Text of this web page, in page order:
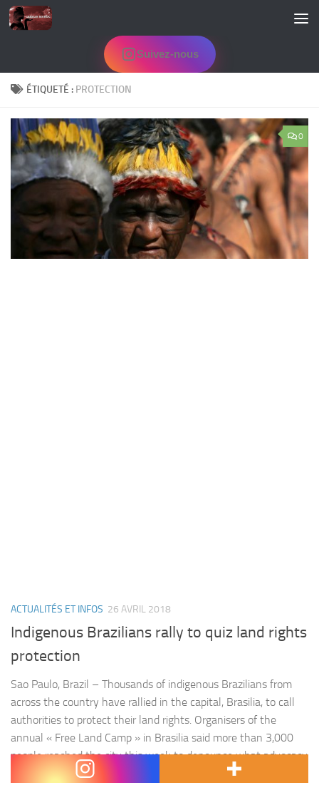
Skip to content
Suivez-nous
ÉTIQUETÉ : PROTECTION
0
ACTUALITÉS ET INFOS 26 AVRIL 2018
Indigenous Brazilians rally to quiz land rights
protection
Sao Paulo, Brazil – Thousands of indigenous Brazilians from
across the country have rallied in the capital, Brasilia, to call
authorities to protect their land rights. Organisers of the
annual « Free Land Camp » in Brasilia said more than 3,000
people reached the city this week to denounce what advocacy
groups say is a continuing and unprecedented rollback…